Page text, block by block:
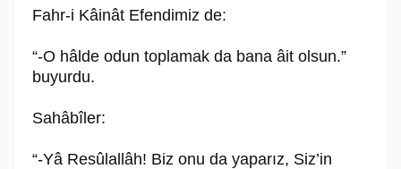
Fahr-i Kâinât Efendimiz de:
“-O hâlde odun toplamak da bana âit olsun.”
buyurdu.
Sahâbîler:
“-Yâ Resûlallâh! Biz onu da yaparız, Siz’in